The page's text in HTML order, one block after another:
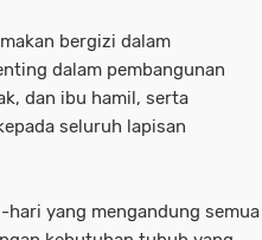
bergizi dalam
dalam pembangunan
dan ibu hamil, serta
seluruh lapisan
hari yang mengandung semua